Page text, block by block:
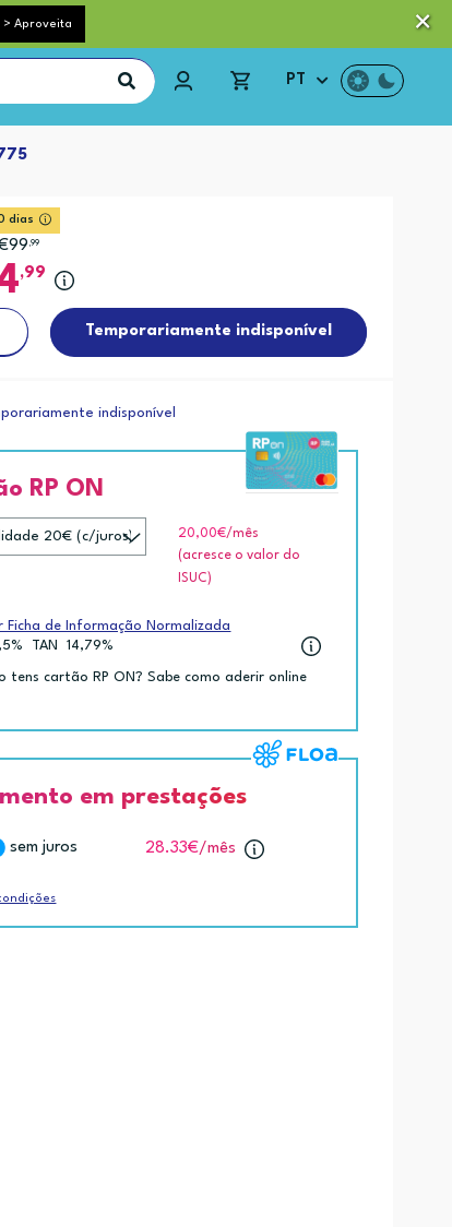
> Aproveita
porte grátis acima de 35€*
PT
dias
,99
,99
Temporariamente indisponível
indisponível
RP ON
20,00€/mês
(acresce o valor do
ISUC)
Ficha de Informação Normalizada
TAN 14,79%
tens cartão RP ON? Sabe como aderir online
em prestações
sem juros 28.33€/mês